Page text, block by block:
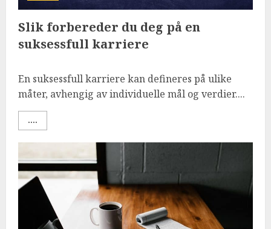
Slik forbereder du deg på en
suksessfull karriere
En suksessfull karriere kan defineres på ulike
måter, avhengig av individuelle mål og verdier....
....